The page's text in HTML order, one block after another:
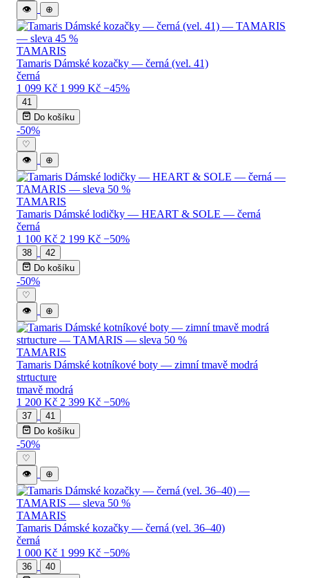
👁
⊕
TAMARIS
Tamaris Dámské kozačky — černá (vel. 41)
černá
1 099 Kč 1 999 Kč −45%
41
Do košíku
-50%
♡
👁
⊕
TAMARIS
Tamaris Dámské lodičky — HEART & SOLE — černá
černá
1 100 Kč 2 199 Kč −50%
38
42
Do košíku
-50%
♡
👁
⊕
TAMARIS
Tamaris Dámské kotníkové boty — zimní tmavě modrá
strtucture
tmavě modrá
1 200 Kč 2 399 Kč −50%
37
41
Do košíku
-50%
♡
👁
⊕
TAMARIS
Tamaris Dámské kozačky — černá (vel. 36–40)
černá
1 000 Kč 1 999 Kč −50%
36
40